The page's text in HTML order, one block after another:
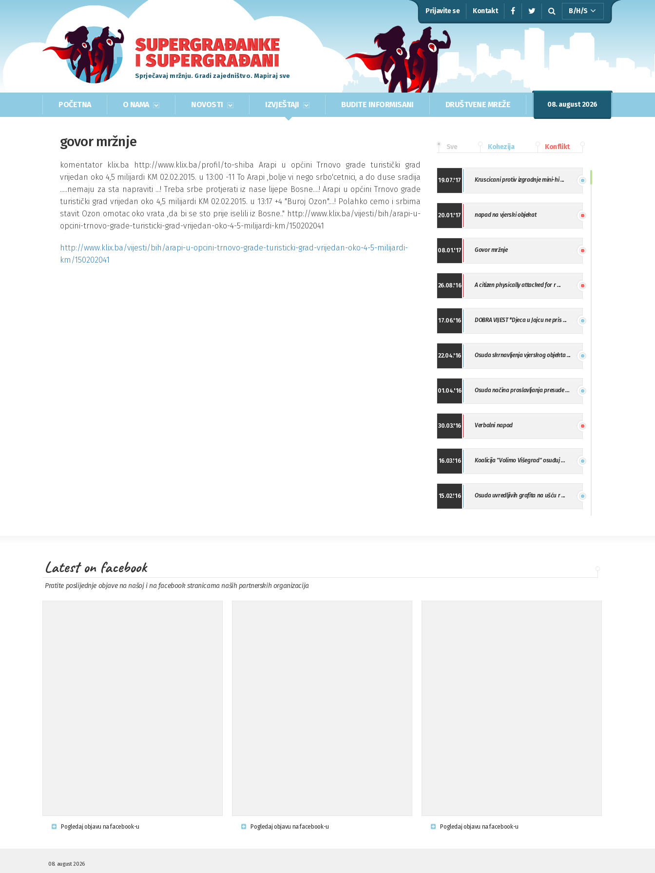
Prijavite se Kontakt B/H/S
Sprječavaj mržnju. Gradi zajedništvo. Mapiraj sve
POČETNA O NAMA NOVOSTI IZVJEŠTAJI BUDITE INFORMISANI DRUŠTVENE MREŽE 08. august 2026
govor mržnje
komentator klix.ba http://www.klix.ba/profil/to-shiba Arapi u općini Trnovo grade turistički grad
vrijedan oko 4,5 milijardi KM 02.02.2015. u 13:00 -11 To Arapi ,bolje vi nego srbo'cetnici, a do duse sradija
.....nemaju za sta napraviti ...! Treba srbe protjerati iz nase lijepe Bosne....! Arapi u općini Trnovo grade
turistički grad vrijedan oko 4,5 milijardi KM 02.02.2015. u 13:17 +4 "Buroj Ozon"....! Polahko cemo i srbima
stavit Ozon omotac oko vrata ,da bi se sto prije iselili iz Bosne.." http://www.klix.ba/vijesti/bih/arapi-u-
opcini-trnovo-grade-turisticki-grad-vrijedan-oko-4-5-milijardi-km/150202041
http://www.klix.ba/vijesti/bih/arapi-u-opcini-trnovo-grade-turisticki-grad-vrijedan-oko-4-5-milijardi-
km/150202041
Sve Kohezija Konflikt
19.07.'17 Kruscicani protiv izgradnje mini-hi ...
20.01.'17 napad na vjerski objekat
08.01.'17 Govor mržnje
26.08.'16 A citizen physically attacked for r ...
17.06.'16 DOBRA VIJEST *Djeca u Jajcu ne pris ...
22.04.'16 Osuda skrnavljenja vjerskog objekta ...
01.04.'16 Osuda načina proslavljanja presude ...
30.03.'16 Verbalni napad
16.03.'16 Koalicija "Volimo Višegrad" osuđuj ...
15.02.'16 Osuda uvredljivih grafita na ušću r ...
09.11.'15 Osuda incidenta tokom dženaze na Pe ...
Latest on facebook
Pratite poslijednje objave na našoj i na facebook stranicama naših partnerskih organizacija
Pogledaj objavu na facebook-u Pogledaj objavu na facebook-u Pogledaj objavu na facebook-u
08. august 2026